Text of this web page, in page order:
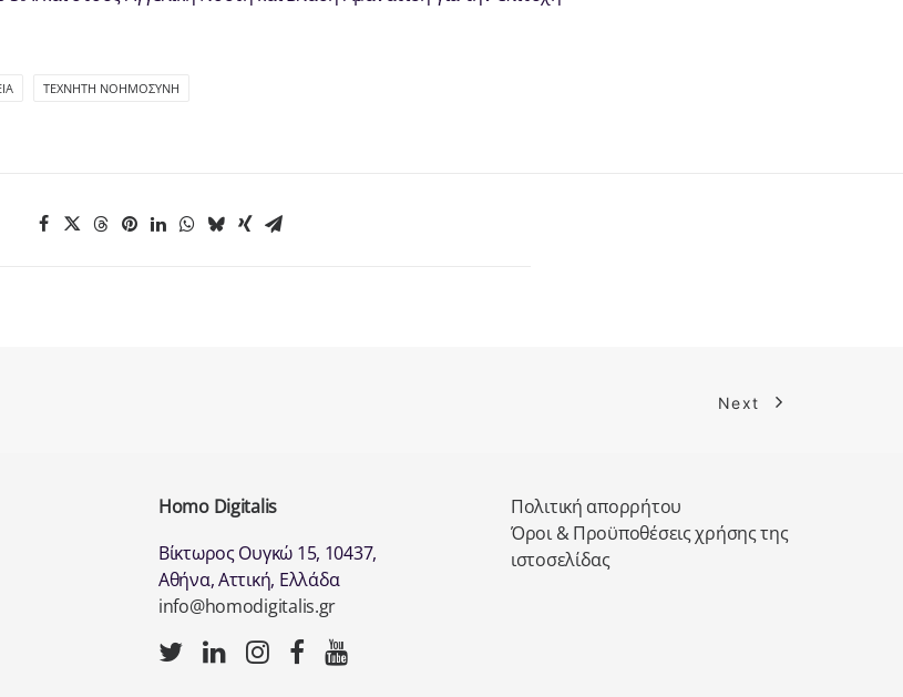
ΤΕΧΝΗΤΉ ΝΟΗΜΟΣΎΝΗ
Next
Homo Digitalis
Βίκτωρος Ουγκώ 15, 10437,
Αθήνα, Αττική, Ελλάδα
info@homodigitalis.gr
Πολιτική απορρήτου
Όροι & Προϋποθέσεις χρήσης της
ιστοσελίδας